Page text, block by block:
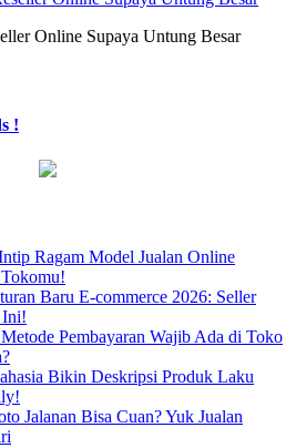
Bisnis
Online Supaya Untung Besar
!
Ragam Model Jualan Online
Baru E-commerce 2026: Seller
Ini!
Pembayaran Wajib Ada di Toko
Bikin Deskripsi Produk Laku
Jalanan Bisa Cuan? Yuk Jualan